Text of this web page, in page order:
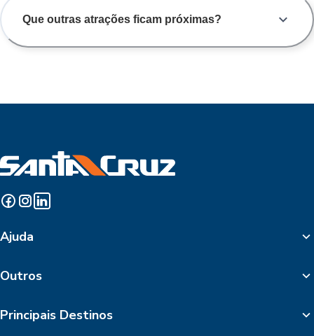
Que outras atrações ficam próximas?
Ajuda
Outros
Principais Destinos